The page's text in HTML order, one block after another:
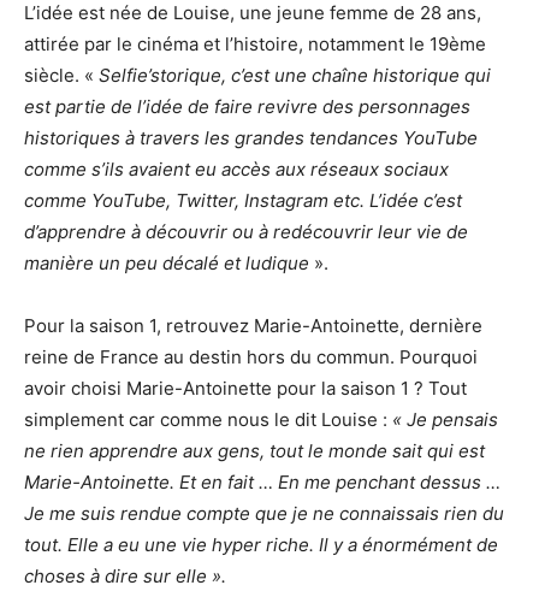
L’idée est née de Louise, une jeune femme de 28 ans,
attirée par le cinéma et l’histoire, notamment le 19ème
siècle. « Selfie’storique, c’est une chaîne historique qui
est partie de l’idée de faire revivre des personnages
historiques à travers les grandes tendances YouTube
comme s’ils avaient eu accès aux réseaux sociaux
comme YouTube, Twitter, Instagram etc. L’idée c’est
d’apprendre à découvrir ou à redécouvrir leur vie de
manière un peu décalé et ludique ».
Pour la saison 1, retrouvez Marie-Antoinette, dernière
reine de France au destin hors du commun. Pourquoi
avoir choisi Marie-Antoinette pour la saison 1 ? Tout
simplement car comme nous le dit Louise : « Je pensais
ne rien apprendre aux gens, tout le monde sait qui est
Marie-Antoinette. Et en fait … En me penchant dessus …
Je me suis rendue compte que je ne connaissais rien du
tout. Elle a eu une vie hyper riche. Il y a énormément de
choses à dire sur elle ».